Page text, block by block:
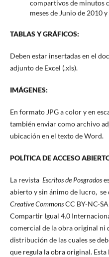
compartivos de minutos
meses de Junio de 2010
TABLAS Y GRÁFICOS:
Deben estar insertadas en el
adjunto de Excel (.xls).
IMÁGENES:
En formato JPG a color y en
también enviar como archivo
ubicación en el texto de Word.
POLÍTICA DE ACCESO
La revistaEscritos de Posgrados
abierto y sin ánimo de lucro,
Creative CommonsCC BY-NC-
Compartir Igual 4.0
comercial de la obra original ni
distribución de las cuales se
que regula la obra original.